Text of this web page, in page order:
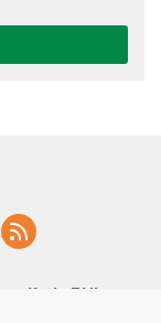
Kode Etik